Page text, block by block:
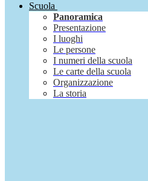
Scuola
Panoramica
Presentazione
I luoghi
Le persone
I numeri della scuola
Le carte della scuola
Organizzazione
La storia